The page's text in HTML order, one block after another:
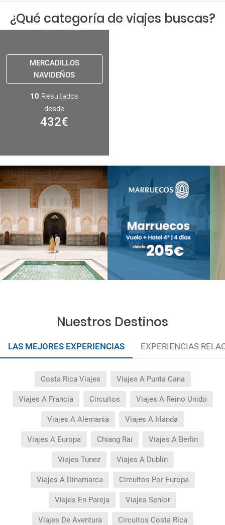
¿Qué categoría de viajes buscas?
MERCADILLOS
NAVIDEÑOS
10 Resultados
desde
432€
Nuestros Destinos
LAS MEJORES EXPERIENCIAS EXPERIENCIAS
Costa Rica Viajes Viajes A Punta Cana
Viajes A Francia Circuitos Viajes A Reino Unido
Viajes A Alemania Viajes A Irlanda
Viajes A Europa Chiang Rai Viajes A Berlin
Viajes Tunez Viajes A Dublín
Viajes A Dinamarca Circuitos Por Europa
Viajes En Pareja Viajes Senior
Viajes De Aventura Circuitos Costa Rica